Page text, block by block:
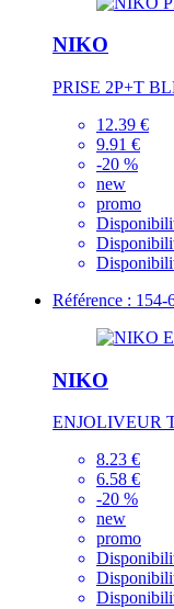
NIKO
PRISE 2P+T
12.39 €
9.91 €
-20 %
new
promo
Référence : 154-
NIKO
ENJOLIVEUR
8.23 €
6.58 €
-20 %
new
promo